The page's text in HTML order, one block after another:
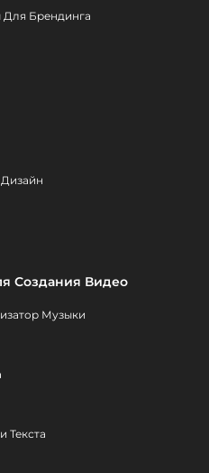
Для Брендинга
Создания Видео
Музыки
Текста